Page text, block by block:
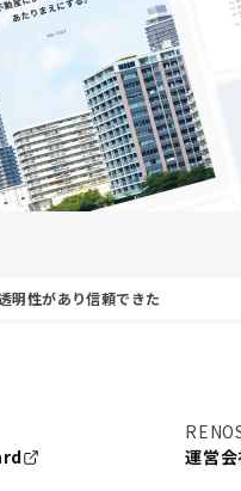
明性があり信頼できた
運営会